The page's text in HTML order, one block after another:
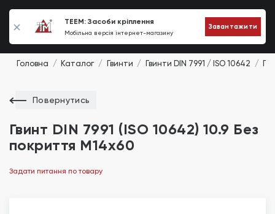
TEEM: Засоби кріплення
Мобільна версія інтернет-магазину
Завантажити
0
Головна Каталог Гвинти Гвинти DIN 7991 / ISO 10642
Повернутись
Гвинт DIN 7991 (ISO 10642) 10.9 Без
покриття М14х60
Задати питання по товару